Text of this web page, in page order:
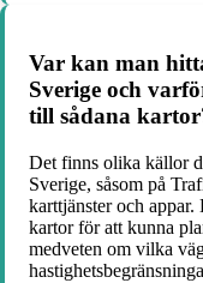
Var kan man
Sverige och
till sådana
Det finns olika källor
Sverige, såsom på
karttjänster och
kartor för att kunna
medveten om vilka